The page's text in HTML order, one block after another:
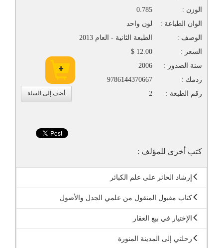
أضف إلى السلة
الوزن :
0.785
الوان الطباعة :
لون واحد
الوصف :
الطبعة الثانية - العام 2013
السعر :
12.00 $
سنة الصدور :
2006
ردمك :
9786144370667
رقم الطبعة :
2
كتب أخرى للمؤلف :
إرشاد الحائر على علم الكبائر
كتاب مقبول المنقول من علمي الجدل والأصول
الإختيار في بيع العقار
رحلتي إلى المدينة المنورة